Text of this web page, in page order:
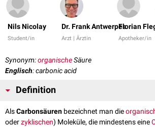
Nils Nicolay
Student/in
Dr. Frank Antwerpes
Arzt | Ärztin
Florian
Apotheker/in
Synonym:organischeSäure
Englisch: carbonic acid
Definition
AlsCarbonsäuren bezeichnet man die
oderzyklischen) Moleküle, die mindestens eine